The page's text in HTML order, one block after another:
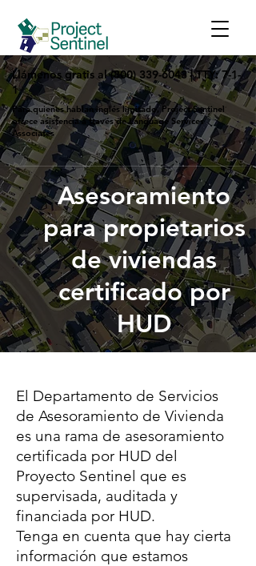
Llámenos gratis al(800) 339-6043| TTY: 7-1-
1
Para quienes hablan inglés limitado, Project Sentinel
ofrece asistencia a través de Language Services
Associates
Asesoramiento
para propietarios
de viviendas
certificado por
HUD
de Vivienda está ubicado en
554 Valley Way, Edificio 4,
Milpitas CA, 95035
El Departamento de Servicios
de Asesoramiento de Vivienda
es una rama de asesoramiento
certificada por HUD del
Proyecto Sentinel que es
supervisada, auditada y
financiada por HUD.
Tenga en cuenta que hay cierta
información que estamos